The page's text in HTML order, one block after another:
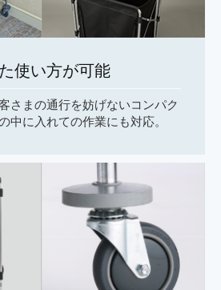
使い方が可能
さまの通行を妨げないコンパク
中に入れての作業にも対応。